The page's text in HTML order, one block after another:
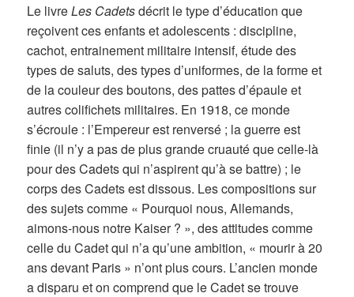
Le livreLes Cadetsdécrit le type d’éducation que
reçoivent ces enfants et adolescents : discipline,
cachot, entrainement militaire intensif, étude des
types de saluts, des types d’uniformes, de la forme et
de la couleur des boutons, des pattes d’épaule et
autres colifichets militaires. En 1918, ce monde
s’écroule : l’Empereur est renversé ; la guerre est
finie (il n’y a pas de plus grande cruauté que celle-là
pour des Cadets qui n’aspirent qu’à se battre) ; le
corps des Cadets est dissous. Les compositions sur
des sujets comme « Pourquoi nous, Allemands,
aimons-nous notre Kaiser ? », des attitudes comme
celle du Cadet qui n’a qu’une ambition, « mourir à 20
ans devant Paris » n’ont plus cours. L’ancien monde
a disparu et on comprend que le Cadet se trouve